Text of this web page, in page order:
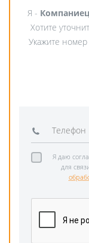
Я -
Хотите
Укажите
Я даю
для